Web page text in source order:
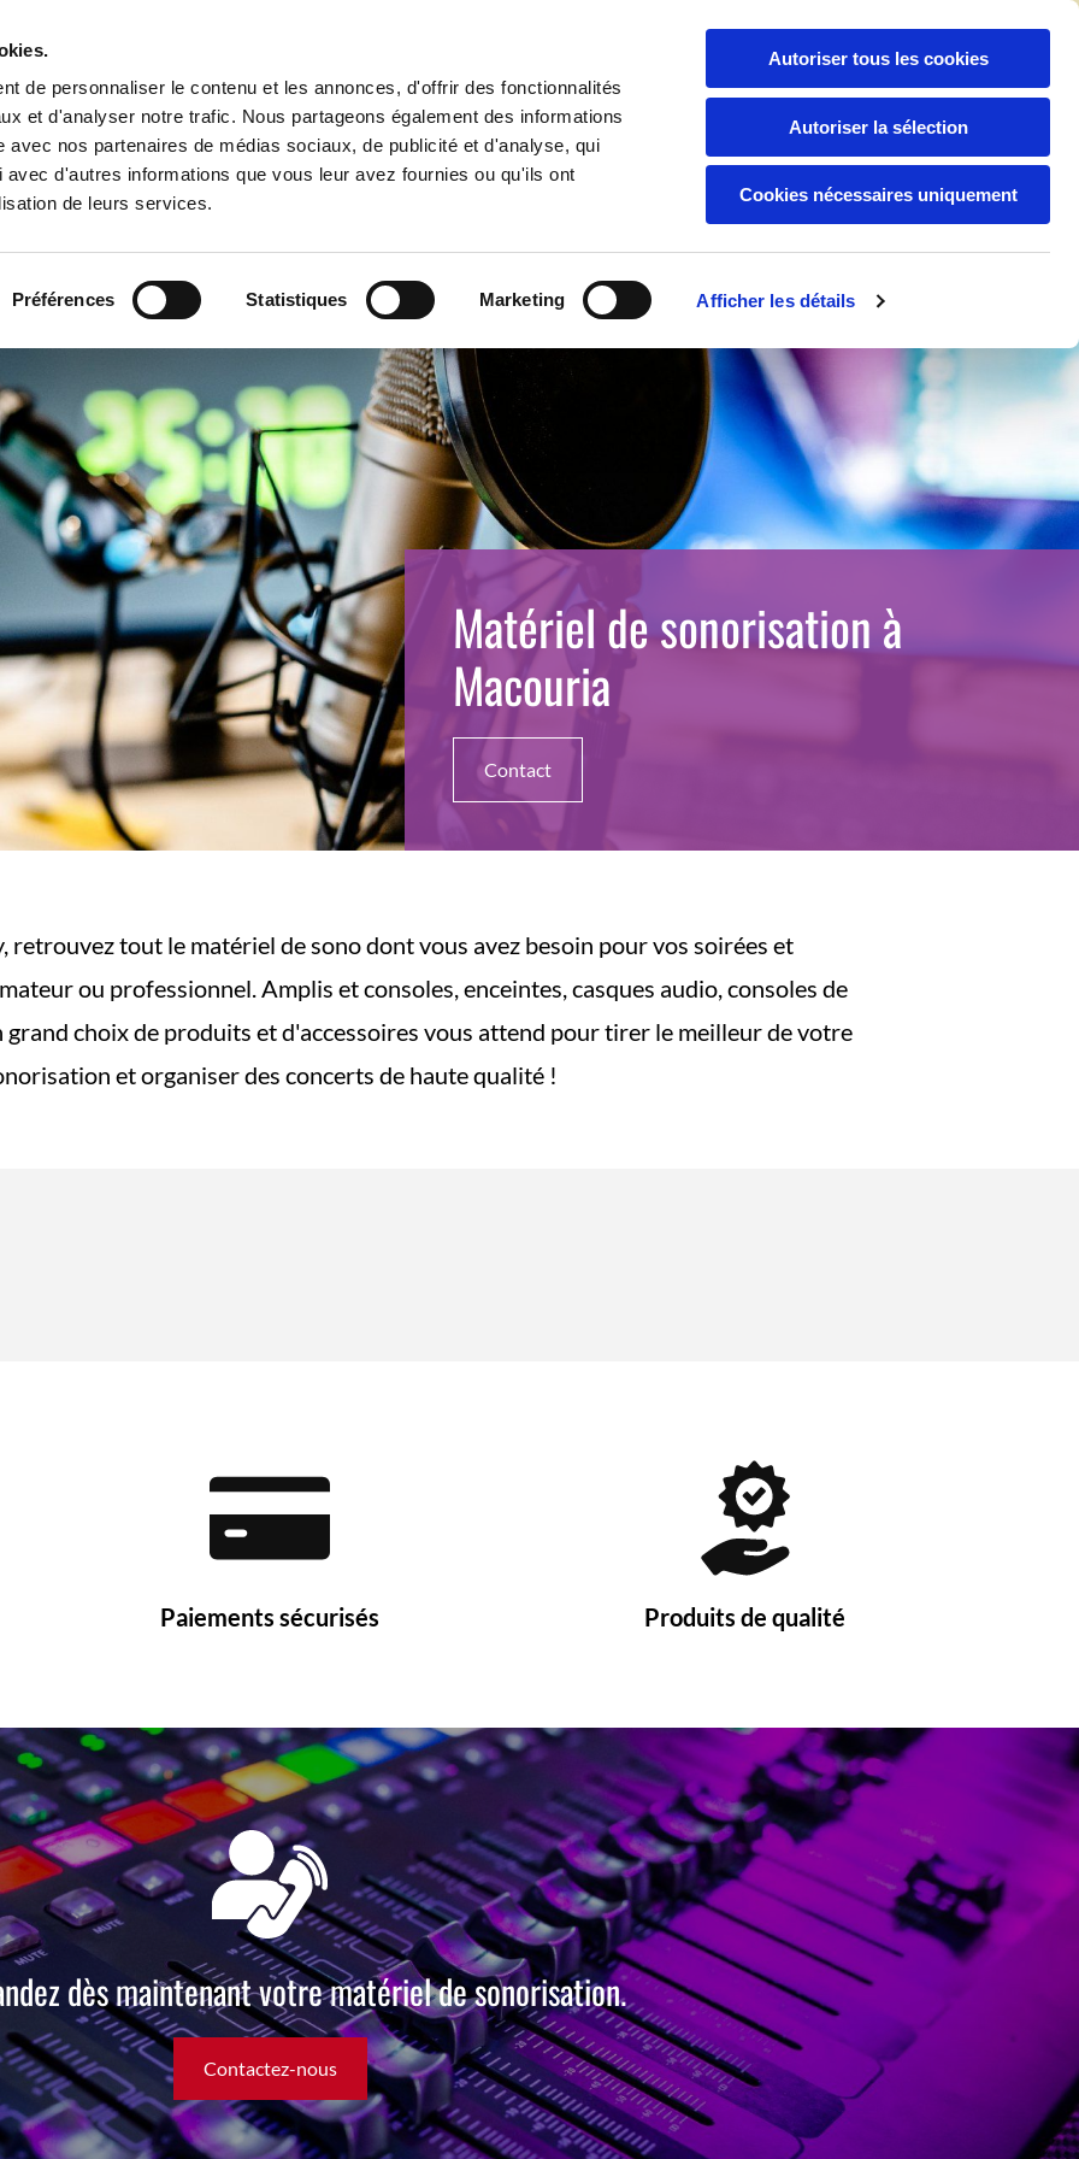
de personnaliser le contenu et les annonces, d'offrir des fonctionnalités
et d'analyser notre trafic. Nous partageons également des informations
avec nos partenaires de médias sociaux, de publicité et d'analyse, qui
d'autres informations que vous leur avez fournies ou qu'ils ont
de leurs services.
Préférences Statistiques Marketing Afficher les détails
Autoriser tous les cookies
Autoriser la sélection
Cookies nécessaires uniquement
Mix Family
Boutique
06 94 04 92 88/05 94 30 59 44
Nos Services
Matériel de sonorisation à
Macouria
Contact
retrouvez tout le matériel de sono dont vous avez besoin pour vos soirées et
ou professionnel. Amplis et consoles, enceintes, casques audio, consoles de
grand choix de produits et d'accessoires vous attend pour tirer le meilleur de votre
et organiser des concerts de haute qualité !
Paiements sécurisés Produits de qualité
dès maintenant votre matériel de sonorisation.
Contactez-nous